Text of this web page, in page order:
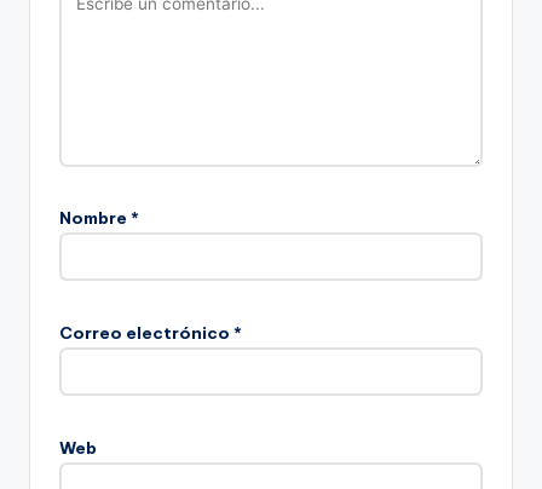
Nombre *
Correo electrónico *
Web